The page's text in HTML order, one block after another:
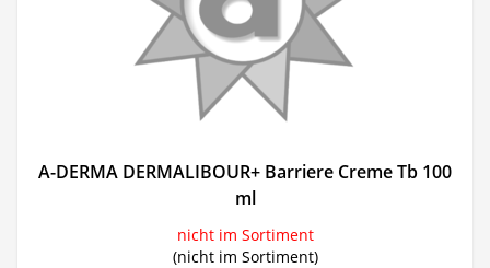
A-DERMA DERMALIBOUR+ Barriere Creme Tb 100
ml
nicht im Sortiment
(nicht im Sortiment)